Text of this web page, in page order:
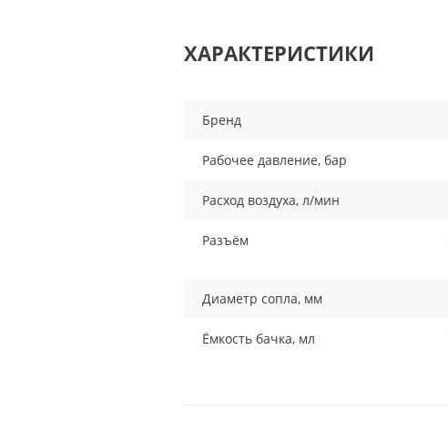
ХАРАКТЕРИСТИКИ
Бренд
Рабочее давление, бар
Расход воздуха, л/мин
Разъём
Диаметр сопла, мм
Ёмкость бачка, мл